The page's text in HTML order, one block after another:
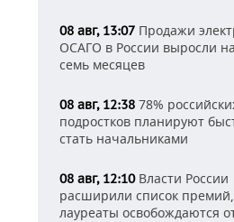
08 авг, 13:07 Продажи
ОСАГО в России выросли
семь месяцев
08 авг, 12:38 78%
подростков планируют
стать начальниками
08 авг, 12:10Власти России
расширили список
лауреаты освобождаются